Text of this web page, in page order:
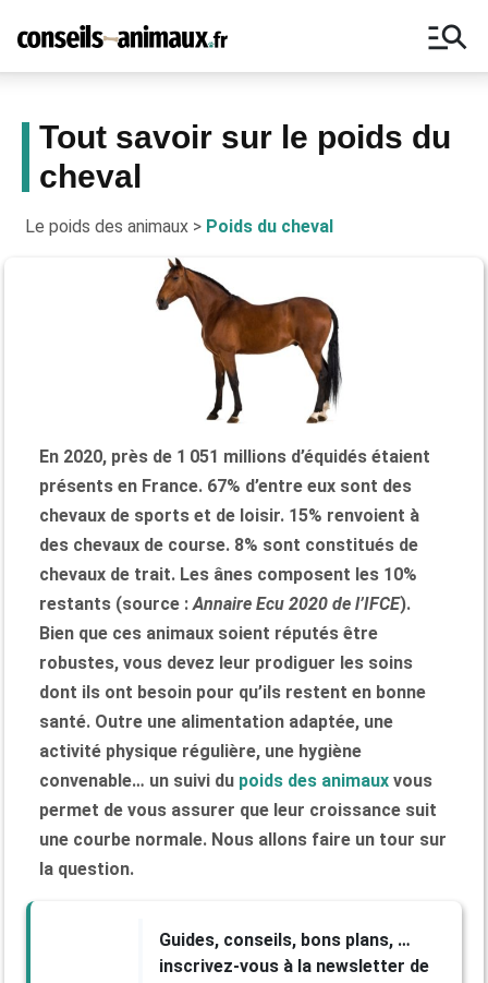
manage_search
Tout savoir sur le poids du
cheval
Le poids des animaux > Poids du cheval
En 2020, près de 1 051 millions d’équidés étaient
présents en France. 67% d’entre eux sont des
chevaux de sports et de loisir. 15% renvoient à
des chevaux de course. 8% sont constitués de
chevaux de trait. Les ânes composent les 10%
restants (source :Annaire Ecu 2020 de l’IFCE).
Bien que ces animaux soient réputés être
robustes, vous devez leur prodiguer les soins
dont ils ont besoin pour qu’ils restent en bonne
santé. Outre une alimentation adaptée, une
activité physique régulière, une hygiène
convenable… un suivi du poids des animaux vous
permet de vous assurer que leur croissance suit
une courbe normale. Nous allons faire un tour sur
la question.
Guides, conseils, bons plans, …
inscrivez-vous à la newsletter de
aucun conseil pour vos animaux !